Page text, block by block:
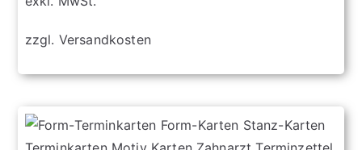
zzgl. Versandkosten